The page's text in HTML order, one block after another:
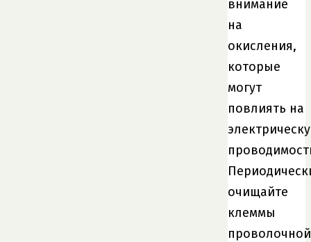
внимание
на
окисления,
которые
могут
повлиять на
очищайте
клеммы
проволочной